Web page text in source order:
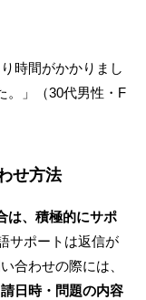
時間がかかりまし
。」（30代男性・F
せ方法
は、積極的にサポ
サポートは返信が
合わせの際には、
日時・問題の内容